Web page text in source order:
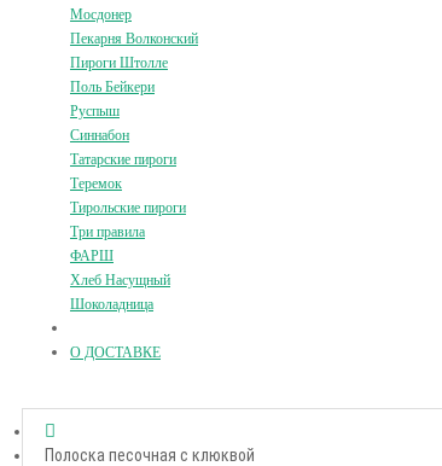
Мосдонер
Пекарня Волконский
Пироги Штолле
Поль Бейкери
Руспыш
Синнабон
Татарские пироги
Теремок
Тирольские пироги
Три правила
ФАРШ
Хлеб Насущный
Шоколадница
О ДОСТАВКЕ
Полоска песочная с клюквой